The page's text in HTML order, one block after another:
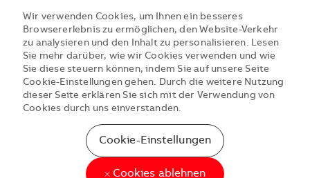
Wir verwenden Cookies, um Ihnen ein besseres
Browsererlebnis zu ermöglichen, den Website-Verkehr
zu analysieren und den Inhalt zu personalisieren. Lesen
Sie mehr darüber, wie wir Cookies verwenden und wie
Sie diese steuern können, indem Sie auf unsere Seite
Cookie-Einstellungen gehen. Durch die weitere Nutzung
dieser Seite erklären Sie sich mit der Verwendung von
Cookies durch uns einverstanden.
Cookie-Einstellungen
Cookies ablehnen